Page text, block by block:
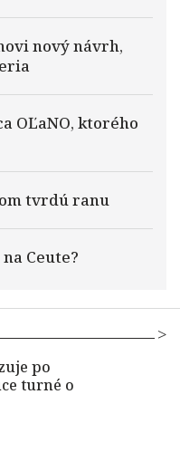
nový návrh,
OĽaNO, ktorého
tvrdú ranu
Ceute?
po
turné o